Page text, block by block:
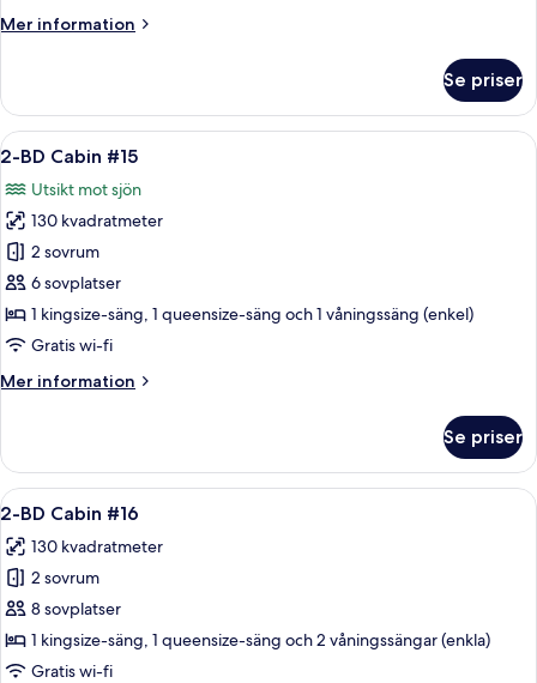
sjöutsikt
Mer information
Mer
-
sovrum
sjöutsikt
(#20)
Se priser
Öppna
alla
foton
för
2-
BD
Cabin
#15
Ett sovrum med en rustik säng i trä,
7
2-BD Cabin #15
Utsikt mot sjön
130 kvadratmeter
2 sovrum
6 sovplatser
1 kingsize-säng, 1 queensize-säng och 1 våningssäng (enkel)
Gratis wi-fi
Mer information
Mer
BD
Cabin
#15
Se priser
Öppna
alla
foton
för
2-
BD
Cabin
Ett rustikt sovrum med en sängram i
7
2-BD Cabin #16
130 kvadratmeter
2 sovrum
8 sovplatser
1 kingsize-säng, 1 queensize-säng och 2 våningssängar (enkla)
Gratis wi-fi